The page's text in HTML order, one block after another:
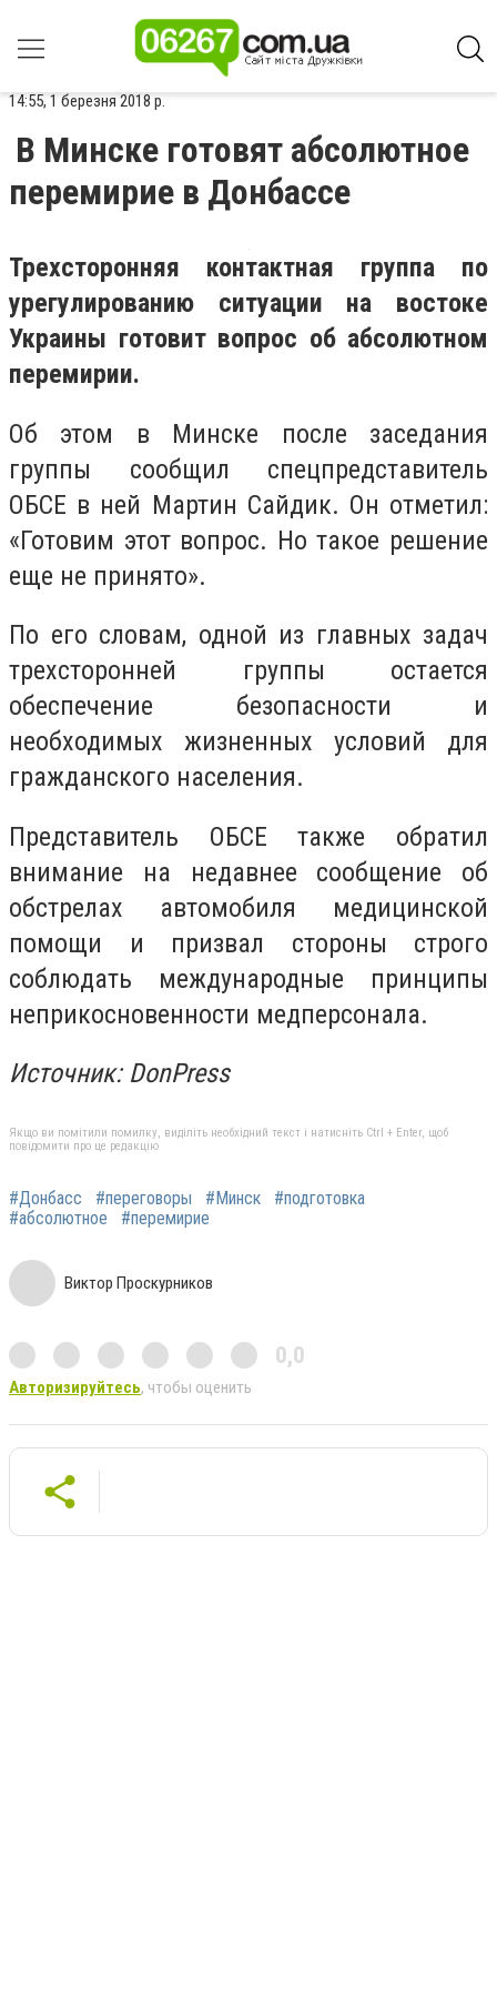
14:55, 1 березня 2018 р.
В Минске готовят абсолютное
перемирие в Донбассе
Трехсторонняя контактная группа по
урегулированию ситуации на востоке
Украины готовит вопрос об абсолютном
перемирии.
Об этом в Минске после заседания
группы сообщил спецпредставитель
ОБСЕ в ней Мартин Сайдик. Он отметил:
«Готовим этот вопрос. Но такое решение
еще не принято».
По его словам, одной из главных задач
трехсторонней группы остается
обеспечение безопасности и
необходимых жизненных условий для
гражданского населения.
Представитель ОБСЕ также обратил
внимание на недавнее сообщение об
обстрелах автомобиля медицинской
помощи и призвал стороны строго
соблюдать международные принципы
неприкосновенности медперсонала.
Источник: DonPress
Якщо ви помітили помилку, виділіть необхідний текст і натисніть Ctrl + Enter, щоб
повідомити про це редакцію
#Донбасс #переговоры #Минск
#подготовка
#абсолютное
#перемирие
Виктор Проскурников
0,0
Авторизируйтесь, чтобы оценить